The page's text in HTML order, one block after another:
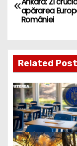
o
t
n
a
v
i
apărarea
României
Related Post